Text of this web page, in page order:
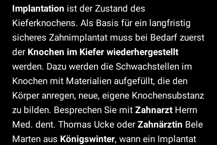
Implantation ist der Zustand des
Kieferknochens. Als Basis für ein langfristig
sicheres Zahnimplantat muss bei Bedarf zuerst
der Knochen im Kiefer wiederhergestellt
werden. Dazu werden die Schwachstellen im
Knochen mit Materialien aufgefüllt, die den
Körper anregen, neue, eigene Knochensubstanz
zu bilden. Besprechen Sie mit Zahnarzt Herrn
Med. dent. Thomas Ucke oderZahnärztin Bele
Marten aus Königswinter, wann ein Implantat